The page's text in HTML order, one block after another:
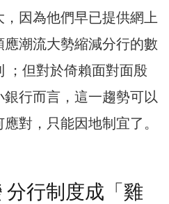
因為他們早已提供網上
潮流大勢縮減分行的數
；但對於倚賴面對面殷
行而言，這一趨勢可以
對，只能因地制宜了。
行制度成「雞